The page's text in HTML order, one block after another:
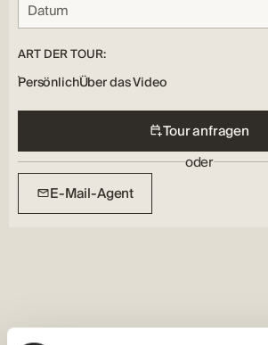
ART DER TOUR:
PersönlichÜber das Video
Tour anfragen
oder
E-Mail-Agent